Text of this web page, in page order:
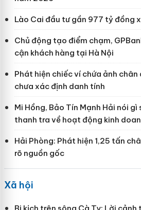
Lào Cai đầu tư gần 977 tỷ đồng
Chủ động tạo điểm chạm,
cận khách hàng tại Hà Nội
Phát hiện chiếc ví chứa ảnh
chưa xác định danh tính
Mi Hồng, Bảo Tín Mạnh Hải nói gì
thanh tra về hoạt động kinh
Hải Phòng: Phát hiện 1,25 tấn
rõ nguồn gốc
Xã hội